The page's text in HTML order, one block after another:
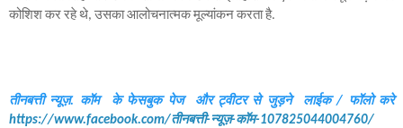
कोशिश कर रहे थे, उसका आलोचनात्मक मूल्यांकन करता है.
तीनबत्ती न्यूज़. कॉम  के फेसबुक पेज  और ट्वीटर
https://www.facebook.com/तीनबत्ती-न्यूज़-कॉम-107825044004760/